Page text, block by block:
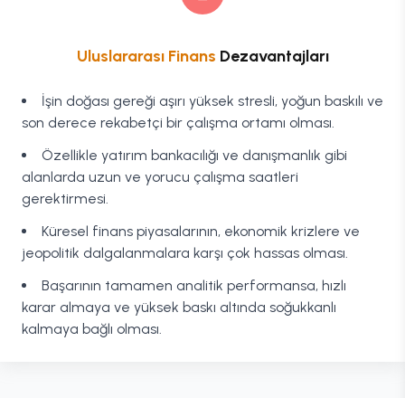
Uluslararası Finans Dezavantajları
İşin doğası gereği aşırı yüksek stresli, yoğun baskılı ve
son derece rekabetçi bir çalışma ortamı olması.
Özellikle yatırım bankacılığı ve danışmanlık gibi
alanlarda uzun ve yorucu çalışma saatleri
gerektirmesi.
Küresel finans piyasalarının, ekonomik krizlere ve
jeopolitik dalgalanmalara karşı çok hassas olması.
Başarının tamamen analitik performansa, hızlı
karar almaya ve yüksek baskı altında soğukkanlı
kalmaya bağlı olması.